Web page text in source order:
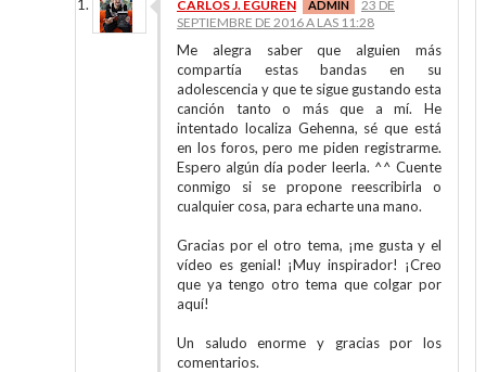
CARLOS J. EGUREN
23 DE
SEPTIEMBRE DE 2016 A LAS 11:28
Me alegra saber que alguien más
compartía estas bandas en su
adolescencia y que te sigue gustando esta
canción tanto o más que a mí. He
intentado localiza Gehenna, sé que está
en los foros, pero me piden registrarme.
Espero algún día poder leerla. ^^ Cuente
conmigo si se propone reescribirla o
cualquier cosa, para echarte una mano.
Gracias por el otro tema, ¡me gusta y el
vídeo es genial! ¡Muy inspirador! ¡Creo
que ya tengo otro tema que colgar por
aquí!
Un saludo enorme y gracias por los
comentarios.